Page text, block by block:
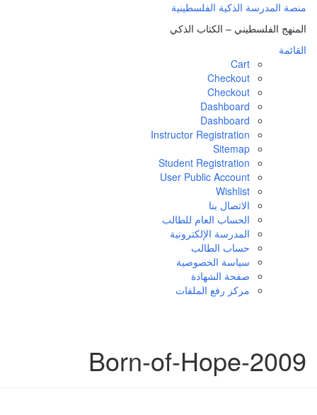
منصة المدرسة الذكية الفلسطينية
المنهج الفلسطيني – الكتاب الذكي
القائمة
Cart
Checkout
Checkout
Dashboard
Dashboard
Instructor Registration
Sitemap
Student Registration
User Public Account
Wishlist
الاتصال بنا
الحساب العام للطالب
المدرسة الإلكترونية
حساب الطالب
سياسة الخصوصية
صفحة الشهادة
مركز رفع الملفات
Born-of-Hope-2009